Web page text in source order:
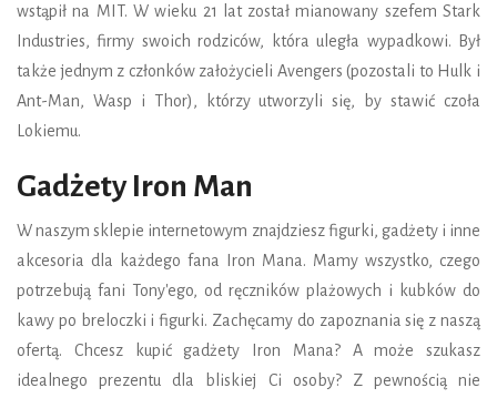
wstąpił na MIT. W wieku 21 lat został mianowany szefem Stark
Industries, firmy swoich rodziców, która uległa wypadkowi. Był
także jednym z członków założycieli Avengers (pozostali to Hulk i
Ant-Man, Wasp i Thor), którzy utworzyli się, by stawić czoła
Lokiemu.
Gadżety Iron Man
W naszym sklepie internetowym znajdziesz figurki, gadżety i inne
akcesoria dla każdego fana Iron Mana. Mamy wszystko, czego
potrzebują fani Tony'ego, od ręczników plażowych i kubków do
kawy po breloczki i figurki. Zachęcamy do zapoznania się z naszą
ofertą. Chcesz kupić gadżety Iron Mana? A może szukasz
idealnego prezentu dla bliskiej Ci osoby? Z pewnością nie